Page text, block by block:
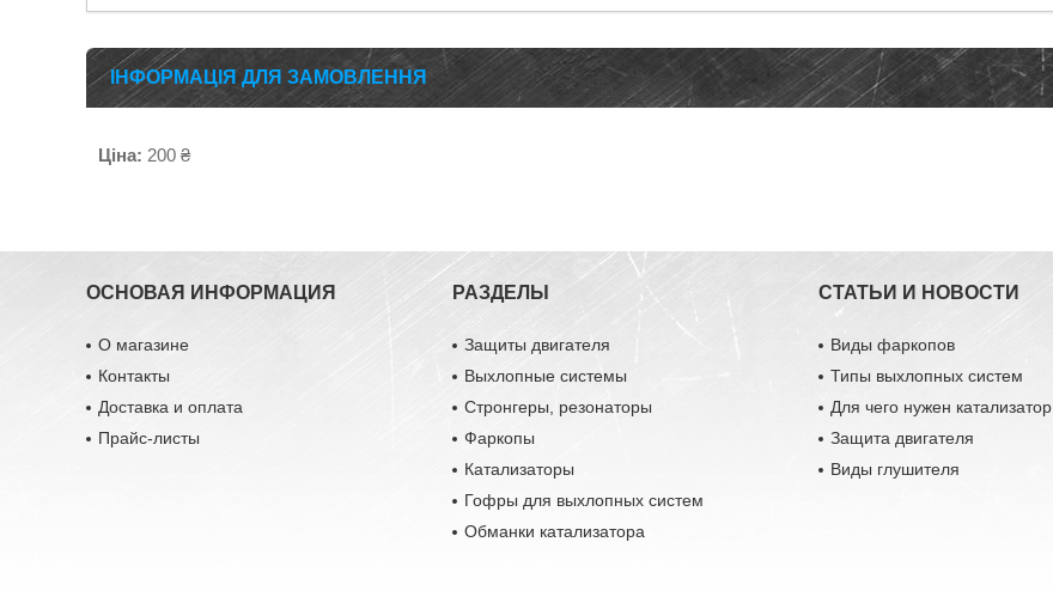
ІНФОРМАЦІЯ ДЛЯ ЗАМОВЛЕННЯ
Ціна: 200 ₴
ОСНОВАЯ ИНФОРМАЦИЯ
О магазине
Контакты
Доставка и оплата
Прайс-листы
РАЗДЕЛЫ
Защиты двигателя
Выхлопные системы
Стронгеры, резонаторы
Фаркопы
Катализаторы
Гофры для выхлопных систем
Обманки катализатора
СТАТЬИ И НОВОСТИ
Виды фаркопов
Типы выхлопных систем
Для чего нужен катализатор
Защита двигателя
Виды глушителя